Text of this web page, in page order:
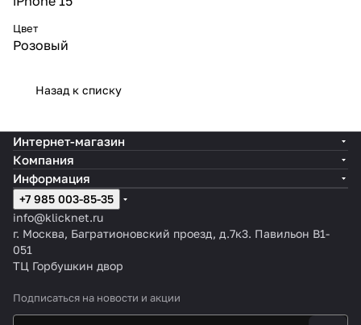
Цвет
Розовый
Назад к списку
Интернет-магазин
Компания
Информация
+7 985 003-85-35
info@klicknet.ru
г. Москва, Багратионовский проезд, д.7к3. Павильон B1-
051
ТЦ Горбушкин двор
Подписаться на новости и акции